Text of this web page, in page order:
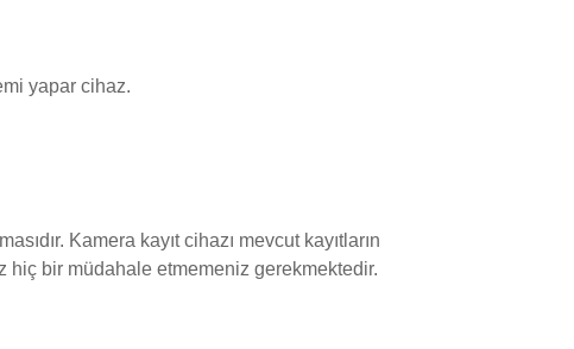
yapar cihaz.
Kamera kayıt cihazı mevcut kayıtların
hiç bir müdahale etmemeniz gerekmektedir.